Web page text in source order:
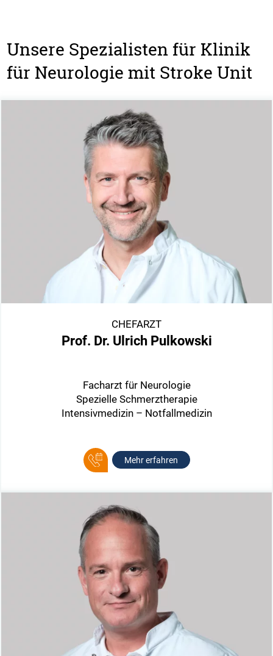
Unsere Spezialisten für Klinik
für Neurologie mit Stroke Unit
CHEFARZT
Prof. Dr. Ulrich Pulkowski
Facharzt für Neurologie
Spezielle Schmerztherapie
Intensivmedizin – Notfallmedizin
Mehr erfahren